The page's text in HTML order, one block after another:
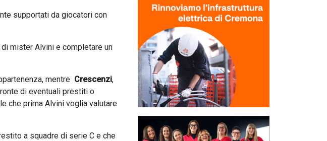
supportati da giocatori con
mister Alvini e completare un
mentre Crescenzi,
di eventuali prestiti o
che prima Alvini voglia valutare
a squadre di serie C e che